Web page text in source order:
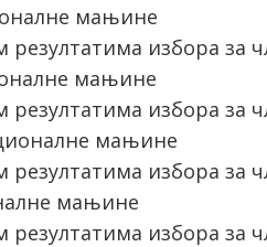
мањине
избора за
мањине
избора за
мањине
избора за
мањине
избора за